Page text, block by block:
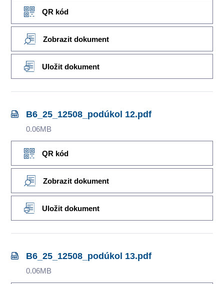
QR kód
Zobrazit dokument
Uložit dokument
B6_25_12508_podúkol 12.pdf
0.06MB
QR kód
Zobrazit dokument
Uložit dokument
B6_25_12508_podúkol 13.pdf
0.06MB